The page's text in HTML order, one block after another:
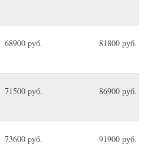
68900 руб. 81800 руб.
71500 руб. 86900 руб.
73600 руб. 91900 руб.